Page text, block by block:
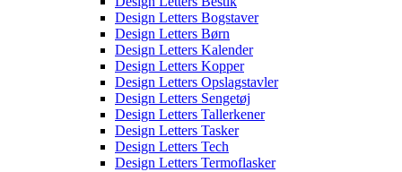
Design Letters Bogstaver
Design Letters Børn
Design Letters Kalender
Design Letters Kopper
Design Letters Opslagstavler
Design Letters Sengetøj
Design Letters Tallerkener
Design Letters Tasker
Design Letters Tech
Design Letters Termoflasker